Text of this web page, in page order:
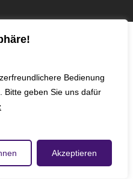
Bedienung
Bitte geben Sie uns dafür
Akzeptieren